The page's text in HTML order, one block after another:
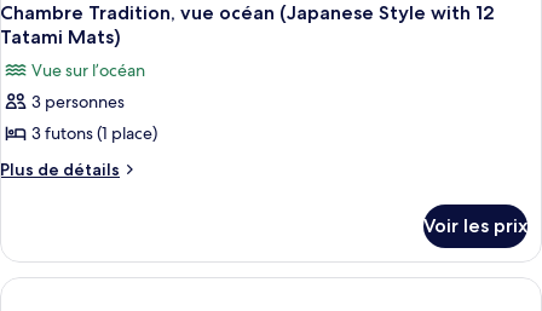
Chambre Tradition, vue océan (Japanese Style with 12
Tatami Mats)
Vue sur l’océan
3 personnes
3 futons (1 place)
Plus de détails
Plus
le
type
de
Voir les prix